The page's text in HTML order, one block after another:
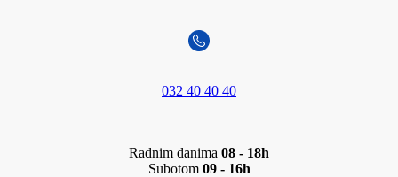
032 40 40 40
Radnim danima 08 - 18h
Subotom 09 - 16h